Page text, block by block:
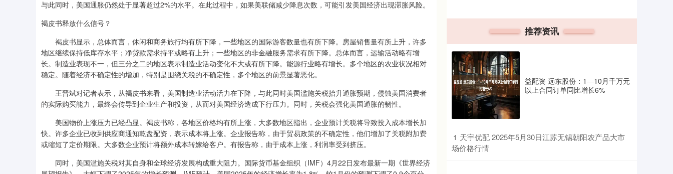
与此同时，美国通胀仍然处于显著超过2%的水平。在此过程中，如果美联储减少降息次数，可能引发美国经济出现滞胀风险。
褐皮书释放什么信号？
褐皮书显示，总体而言，休闲和商务旅行均有所下降，一些地区的国际游客数量也有所下降。房屋销售量有所上升，许多
地区继续保持低库存水平；净贷款需求持平或略有上升；一些地区的非金融服务需求有所下降。总体而言，运输活动略有增
长。制造业表现不一，但三分之二的地区表示制造业活动变化不大或有所下降。能源行业略有增长。多个地区的农业状况相对
稳定。随着经济不确定性的增加，特别是围绕关税的不确定性，多个地区的前景显著恶化。
王晋斌对记者表示，从褐皮书来看，美国制造业活动活力在下降，与此同时美国滥施关税抬升通胀预期，侵蚀美国消费者
的实际购买能力，最终会传导到企业生产和投资，从而对美国经济造成下行压力。同时，关税会强化美国通胀的韧性。
美国物价上涨压力已经凸显。褐皮书称，各地区价格均有所上涨，大多数地区指出，企业预计关税将导致投入成本增长加
快。许多企业已收到供应商通知乾盘配资，表示成本将上涨。企业报告称，由于贸易政策的不确定性，他们增加了关税附加费
或缩短了定价期限。大多数企业预计将额外成本转嫁给客户。有报告称，由于成本上涨，利润率受到挤压。
同时，美国滥施关税对其自身和全球经济发展构成重大阻力。国际货币基金组织（IMF）4月22日发布最新一期《世界经济
推荐资讯
益配资 远东股份：1—10月千万元
以上合同订单同比增长6%
1 ​天宇优配 2025年5月30日江苏无锡朝阳农产品大市
场价格行情